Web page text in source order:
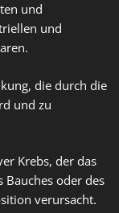
und
und
die durch die
und zu
Krebs, der das
Bauches oder des
verursacht.